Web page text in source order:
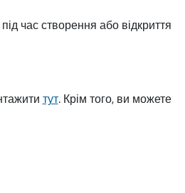
час створення або відкриття
тут. Крім того, ви можете